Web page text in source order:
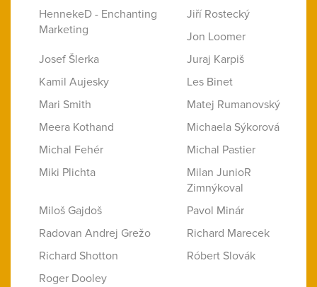
HennekeD - Enchanting
Marketing
Jiří Rostecký
Jon Loomer
Josef Šlerka
Juraj Karpiš
Kamil Aujesky
Les Binet
Mari Smith
Matej Rumanovský
Meera Kothand
Michaela Sýkorová
Michal Fehér
Michal Pastier
Miki Plichta
Milan JunioR
Zimnýkoval
Miloš Gajdoš
Pavol Minár
Radovan Andrej Grežo
Richard Marecek
Richard Shotton
Róbert Slovák
Roger Dooley